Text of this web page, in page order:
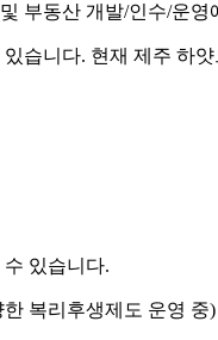
부동산 개발/인수/운
습니다. 현재 제주 하
있습니다.
복리후생제도 운영 중)